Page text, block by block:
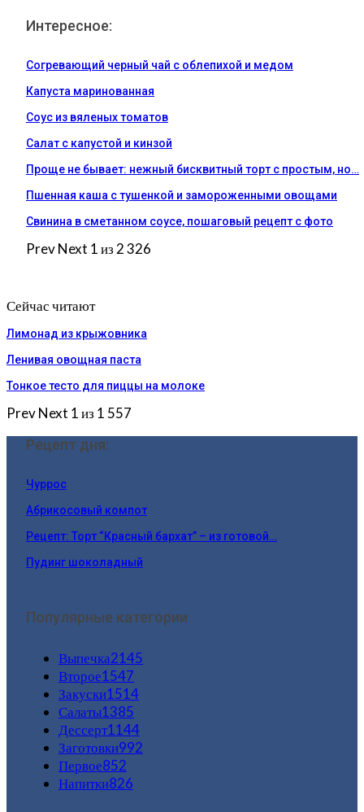
Интересное:
Согревающий черный чай с облепихой и медом
Капуста маринованная
Соус из вяленых томатов
Салат с капустой и кинзой
Проще не бывает: нежный бисквитный торт с простым, но…
Пшенная каша с тушенкой и замороженными овощами
Свинина в сметанном соусе, пошаговый рецепт с фото
PrevNext 1 из 2 326
Сейчас читают
Лимонад из крыжовника
Ленивая овощная паста
Тонкое тесто для пиццы на молоке
PrevNext 1 из 1 557
Рецепт дня:
Чуррос
Абрикосовый компот
Рецепт: Торт “Красный бархат” – из готовой…
Пудинг шоколадный
Популярные категории
Выпечка2145
Второе1547
Закуски1514
Салаты1385
Дессерт1144
Заготовки992
Первое852
Напитки826